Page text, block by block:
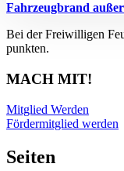
Fahrzeugbrand
Bei der Freiwilligen
punkten.
MACH MIT!
Mitglied Werden
Fördermitglied werden
Seiten